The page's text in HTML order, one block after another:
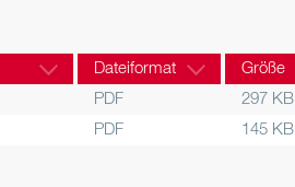
Dateiformat Größe
PDF 297 KB
PDF 145 KB